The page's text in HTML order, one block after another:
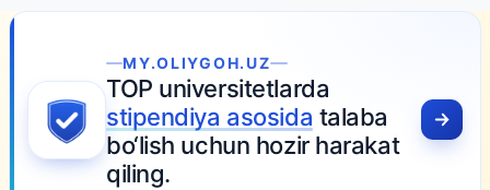
MY.OLIYGOH.UZ
TOP universitetlarda
stipendiya asosida talaba
bo‘lish uchun hozir harakat
qiling.